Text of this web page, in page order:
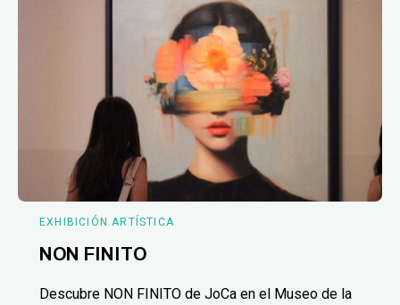
EXHIBICIÓN ARTÍSTICA
NON FINITO
Descubre NON FINITO de JoCa en el Museo de la